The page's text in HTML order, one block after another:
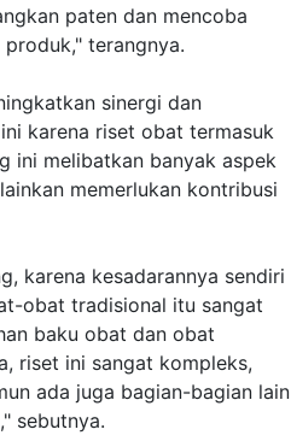
paten dan mencoba
terangnya.
sinergi dan
karena riset obat termasuk
ini melibatkan banyak aspek
memerlukan kontribusi
karena kesadarannya sendiri
obat tradisional itu sangat
baku obat dan obat
riset ini sangat kompleks,
ada juga bagian-bagian lain
sebutnya.